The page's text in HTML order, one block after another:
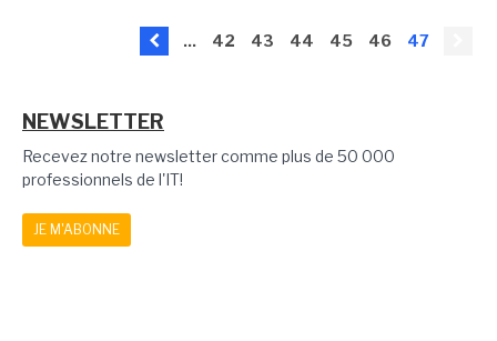
... 42 43 44 45 46 47
NEWSLETTER
Recevez notre newsletter comme plus de 50 000
professionnels de l'IT!
JE M'ABONNE